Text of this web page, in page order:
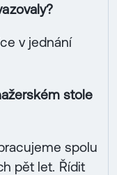
v jednání
stole
spolu
pět let. Řídit